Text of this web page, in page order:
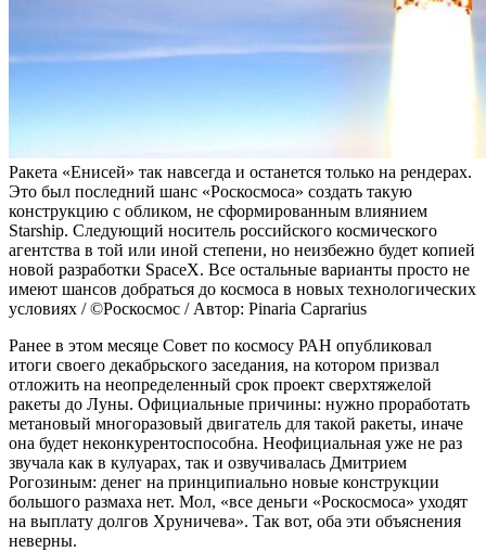
Ракета «Енисей» так навсегда и останется только на рендерах.
Это был последний шанс «Роскосмоса» создать такую
конструкцию с обликом, не сформированным влиянием
Starship. Следующий носитель российского космического
агентства в той или иной степени, но неизбежно будет копией
новой разработки SpaceX. Все остальные варианты просто не
имеют шансов добраться до космоса в новых технологических
условиях / ©Роскосмос / Автор: Pinaria Caprarius
Ранее в этом месяце Совет по космосу РАН опубликовал
итоги своего декабрьского заседания, на котором призвал
отложить на неопределенный срок проект сверхтяжелой
ракеты до Луны. Официальные причины: нужно проработать
метановый многоразовый двигатель для такой ракеты, иначе
она будет неконкурентоспособна. Неофициальная уже не раз
звучала как в кулуарах, так и озвучивалась Дмитрием
Рогозиным: денег на принципиально новые конструкции
большого размаха нет. Мол, «все деньги «Роскосмоса» уходят
на выплату долгов Хруничева». Так вот, оба эти объяснения
неверны.